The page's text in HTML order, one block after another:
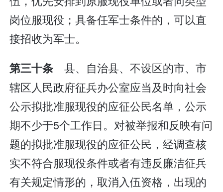
岗位服现役；具备任军士条件的，可以直
接招收为军士。
第三十条 县、自治县、不设区的市、市
辖区人民政府征兵办公室应当及时向社会
公示拟批准服现役的应征公民名单，公示
期不少于5个工作日。对被举报和反映有问
题的拟批准服现役的应征公民，经调查核
实不符合服现役条件或者有违反廉洁征兵
有关规定情形的，取消入伍资格，出现的